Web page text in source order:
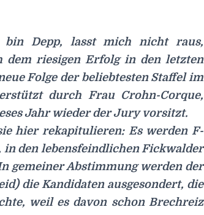
bin Depp, lasst mich nicht raus,
dem riesigen Erfolg in den letzten
Folge der beliebtesten Staffel im
durch Frau Crohn-Corque,
Jahr wieder der Jury vorsitzt.
hier rekapitulieren: Es werden F-
in den lebensfeindlichen Fickwalder
gemeiner Abstimmung werden der
die Kandidaten ausgesondert, die
weil es davon schon Brechreiz